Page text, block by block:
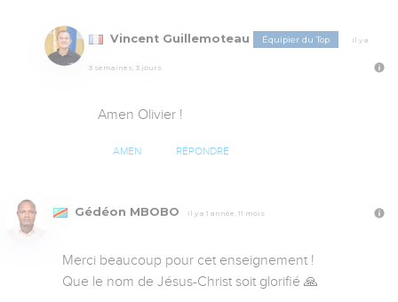
Vincent Guillemoteau Équipier du Top Il y a
3 semaines, 3 jours
Amen Olivier !
AMEN RÉPONDRE
Gédéon MBOBO Il y a 1 année, 11 mois
Merci beaucoup pour cet enseignement !
Que le nom de Jésus-Christ soit glorifié 🙏